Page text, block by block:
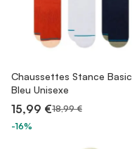
Chaussettes Stance Basic
Bleu Unisexe
15,99 €18,99 €
-16%